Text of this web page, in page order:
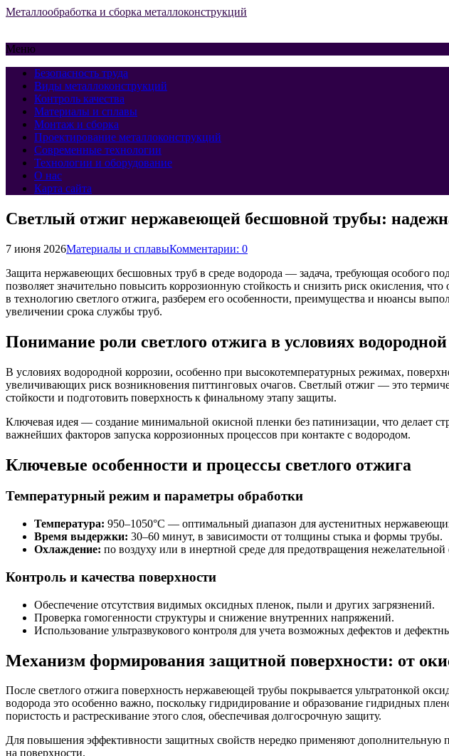
Металлообработка и сборка металлоконструкций
Меню
Безопасность труда
Виды металлоконструкций
Контроль качества
Материалы и сплавы
Монтаж и сборка
Проектирование металлоконструкций
Современные технологии
Технологии и оборудование
О нас
Карта сайта
Светлый отжиг нержавеющей бесшовной трубы:
7 июня 2026Материалы и сплавыКомментарии: 0
Защита нержавеющих бесшовных труб в среде водорода — задача, требующая особого
позволяет значительно повысить коррозионную стойкость и снизить риск окисления,
в технологию светлого отжига, разберем его особенности, преимущества и нюансы
увеличении срока службы труб.
Понимание роли светлого отжига в условиях
В условиях водородной коррозии, особенно при высокотемпературных режимах,
увеличивающих риск возникновения питтинговых очагов. Светлый отжиг — это
стойкости и подготовить поверхность к финальному этапу защиты.
Ключевая идея — создание минимальной окисной пленки без патинизации, что делает
важнейших факторов запуска коррозионных процессов при контакте с водородом.
Ключевые особенности и процессы светлого отжига
Температурный режим и параметры обработки
Температура: 950–1050°C — оптимальный диапазон для аустенитных
Время выдержки: 30–60 минут, в зависимости от толщины стыка и формы трубы.
Охлаждение: по воздуху или в инертной среде для предотвращения
Контроль и качества поверхности
Обеспечение отсутствия видимых оксидных пленок, пыли и других загрязнений.
Проверка гомогенности структуры и снижение внутренних напряжений.
Использование ультразвукового контроля для учета возможных дефектов и
Механизм формирования защитной поверхности: от
После светлого отжига поверхность нержавеющей трубы покрывается ультратонкой
водорода это особенно важно, поскольку гидридирование и образование гидридных
пористость и растрескивание этого слоя, обеспечивая долгосрочную защиту.
Для повышения эффективности защитных свойств нередко применяют
на поверхности.